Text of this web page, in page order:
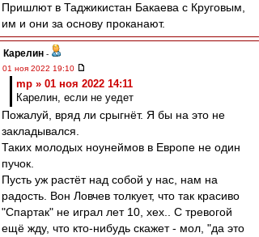
Пришлют в Таджикистан Бакаева с Круговым,
им и они за основу проканают.
Карелин -
01 ноя 2022 19:10
mp » 01 ноя 2022 14:11
Карелин, если не уедет
Пожалуй, вряд ли срыгнёт. Я бы на это не
закладывался.
Таких молодых ноунеймов в Европе не один
пучок.
Пусть уж растёт над собой у нас, нам на
радость. Вон Ловчев толкует, что так красиво
"Спартак" не играл лет 10, хех.. С тревогой
ещё жду, что кто-нибудь скажет - мол, "да это